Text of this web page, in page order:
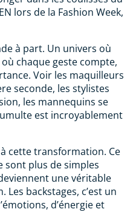
lors de la Fashion Week,
à part. Un univers où
chaque geste compte,
Voir les maquilleurs
seconde, les stylistes
les mannequins se
est incroyablement
à cette transformation. Ce
sont plus de simples
une véritable
backstages, c’est un
d’énergie et